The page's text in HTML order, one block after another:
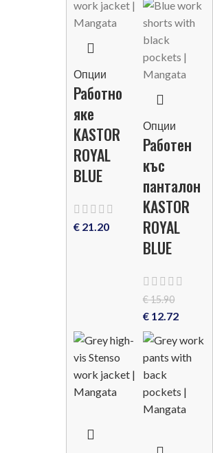
Опции
Работно
яке
KASTOR
ROYAL
BLUE
€ 21.20
Опции
Работен
къс
панталон
KASTOR
ROYAL
BLUE
€15.90
€ 12.72